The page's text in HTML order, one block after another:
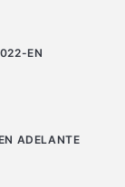
EN
ADELANTE